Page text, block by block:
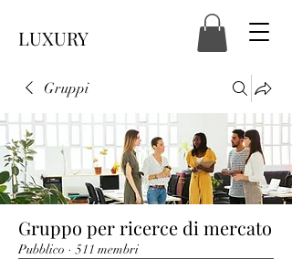
LUXURY
Gruppi
Gruppo per ricerce di mercato
Pubblico · 511 membri